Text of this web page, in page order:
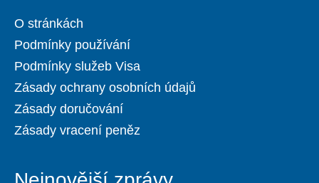
O stránkách
Podmínky používání
Podmínky služeb Visa
Zásady ochrany osobních údajů
Zásady doručování
Zásady vracení peněz